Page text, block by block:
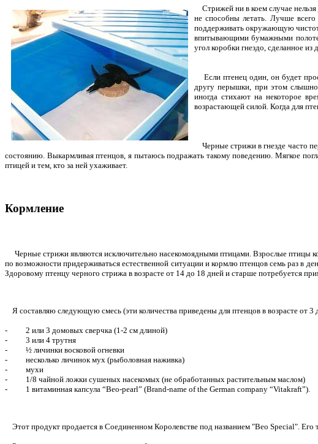
Стрижей ни в коем случае
не способны летать. Лучше
поддерживать окружающую
впитывающими бумажными
угол коробки гнездо, сделанное
Если птенец один, он будет
другу перышки, при этом
иногда стихают на некоторое
возрастающей силой. Когда для
Черные стрижи в гнезде часто
состоянию. Выкармливая птенцов, я пытаюсь подражать такому поведению. Мягкое
птицей и тем, кто за ней ухаживает.
Кормление
Черные стрижи являются исключительно насекомоядными птицами. Взрослые птицы
по возможности придерживаться естественной ситуации и кормлю птенцов семь раз в
Здоровому птенцу черного стрижа в возрасте от 14 до 18 дней и старше потребуется
Я составляю следующую смесь (эти количества приведены для птенцов в возрасте от 3
- 2 или 3 домовых сверчка (1-2 см длиной)
- 3 или 4 трутня
- ½ личинки восковой огневки
- несколько личинок мух (рыболовная наживка)
- мухи
- 1/8 чайной ложки сушеных насекомых (не обработанных растительным маслом)
- 1 витаминная капсула “Beo-pearl” (Brand-name of the German company “Vitakraft”).
Этот продукт продается в Соединенном Королевстве под названием "Beo Special".